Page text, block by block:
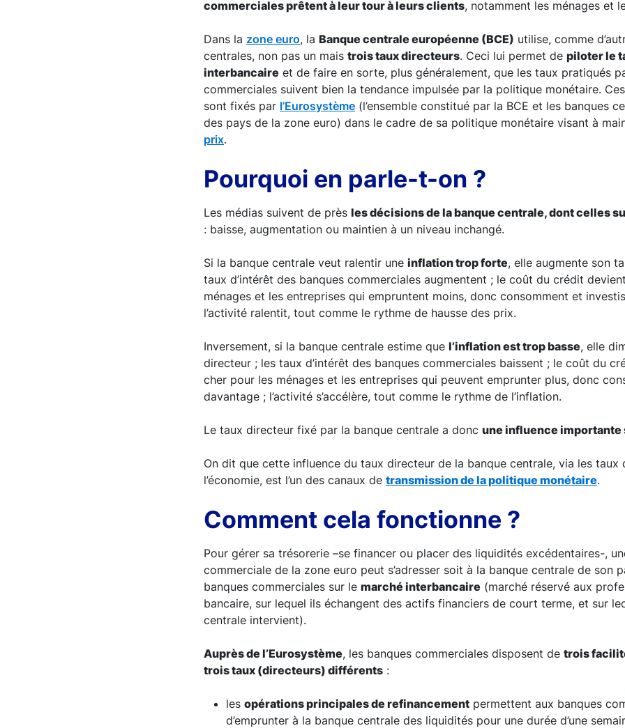
commerciales prêtent à leur tour à leurs clients, notamment les ménages et
Dans la zone euro, la Banque centrale européenne (BCE) utilise, comme
centrales, non pas un mais trois taux directeurs. Ceci lui permet de piloter le
interbancaire et de faire en sorte, plus généralement, que les taux pratiqués
commerciales suivent bien la tendance impulsée par la politique monétaire.
sont fixés par l’Eurosystème (l’ensemble constitué par la BCE et les banques
des pays de la zone euro) dans le cadre de sa politique monétaire visant à
prix.
Pourquoi en parle-t-on ?
Les médias suivent de près les décisions de la banque centrale, dont celles
: baisse, augmentation ou maintien à un niveau inchangé.
Si la banque centrale veut ralentir une inflation trop forte, elle augmente son
taux d’intérêt des banques commerciales augmentent ; le coût du crédit
ménages et les entreprises qui empruntent moins, donc consomment et
l’activité ralentit, tout comme le rythme de hausse des prix.
Inversement, si la banque centrale estime que l’inflation est trop basse, elle
directeur ; les taux d’intérêt des banques commerciales baissent ; le coût du
cher pour les ménages et les entreprises qui peuvent emprunter plus, donc
davantage ; l’activité s’accélère, tout comme le rythme de l’inflation.
Le taux directeur fixé par la banque centrale a donc une influence importante
On dit que cette influence du taux directeur de la banque centrale, via les taux
l’économie, est l’un des canaux de transmission de la politique monétaire.
Comment cela fonctionne ?
Pour gérer sa trésorerie –se financer ou placer des liquidités excédentaires-,
commerciale de la zone euro peut s’adresser soit à la banque centrale de son
banques commerciales sur le marché interbancaire (marché réservé aux
bancaire, sur lequel ils échangent des actifs financiers de court terme, et sur
centrale intervient).
Auprès de l’Eurosystème, les banques commerciales disposent de trois
trois taux (directeurs) différents :
les opérations principales de refinancement permettent aux banques
d’emprunter à la banque centrale des liquidités pour une durée d’une